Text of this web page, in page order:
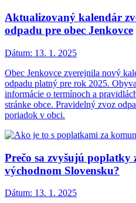
Aktualizovaný kalendár
odpadu pre obec Jenkovce
Dátum: 13. 1. 2025
Obec Jenkovce zverejnila nový
odpadu platný pre rok 2025.
informácie o termínoch a
stránke obce. Pravidelný zvoz
poriadok v obci.
Prečo sa zvyšujú
východnom Slovensku?
Dátum: 13. 1. 2025